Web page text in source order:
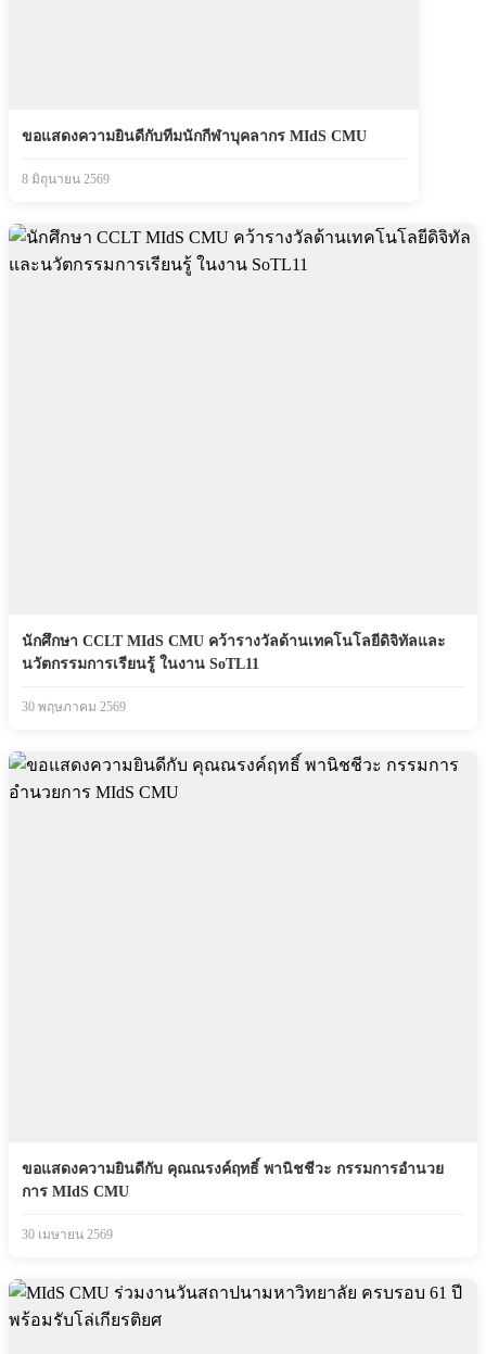
ขอแสดงความยินดีกับทีมนักกีฬาบุคลากร MIdS CMU
8 มิถุนายน 2569
นักศึกษา CCLT MIdS CMU คว้ารางวัลด้านเทคโนโลยีดิจิทัลและ
นวัตกรรมการเรียนรู้ ในงาน SoTL11
30 พฤษภาคม 2569
ขอแสดงความยินดีกับ คุณณรงค์ฤทธิ์ พานิชชีวะ กรรมการอำนวย
การ MIdS CMU
30 เมษายน 2569